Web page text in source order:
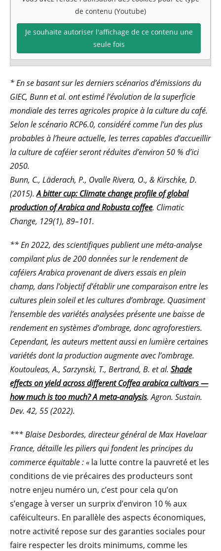
de contenu (Youtube)
Je souhaite autoriser l'affichage de ce contenu une
seule fois
* En se basant sur les derniers scénarios d’émissions du
GIEC, Bunn et al. ont estimé l’évolution de la superficie
mondiale des terres agricoles propice à la culture du café.
Selon le scénario RCP6.0, considéré comme l’un des plus
probables à l’heure actuelle, les terres capables d’accueillir
la culture de caféier seront réduites d’environ 50 % d’ici
2050.
Bunn, C., Läderach, P., Ovalle Rivera, O., & Kirschke, D.
(2015).A bitter cup: Climate change profile of global
production of Arabica and Robusta coffee. Climatic
Change, 129(1), 89–101.
** En 2022, des scientifiques publient une méta-analyse
compilant plus de 200 données sur le rendement de
caféiers Arabica provenant de divers essais en plein
champ, dans l’objectif d’établir une comparaison entre les
cultures plein soleil et les cultures d’ombrage. Quasiment
l’ensemble des variétés analysées présente une baisse de
rendement en systèmes d’ombrage, donc agroforestiers.
Cependant, les auteurs mettent aussi en lumière certaines
variétés dont la production augmente avec l’ombrage.
Koutouleas, A., Sarzynski, T., Bertrand, B. et al. Shade
effects on yield across different Coffea arabica cultivars —
how much is too much? A meta-analysis. Agron. Sustain.
Dev. 42, 55 (2022).
*** Blaise Desbordes, directeur général de Max Havelaar
France, détaille les piliers qui fondent les principes du
commerce équitable : « la lutte contre la pauvreté et les
conditions de vie précaires des producteurs sont
notre enjeu numéro un, c’est pour cela qu’on
s’engage à verser un surprix d’environ 10 % aux
caféiculteurs. En parallèle des aspects économiques,
notre activité repose sur des garanties sociales pour
faire respecter les droits minimums, comme les